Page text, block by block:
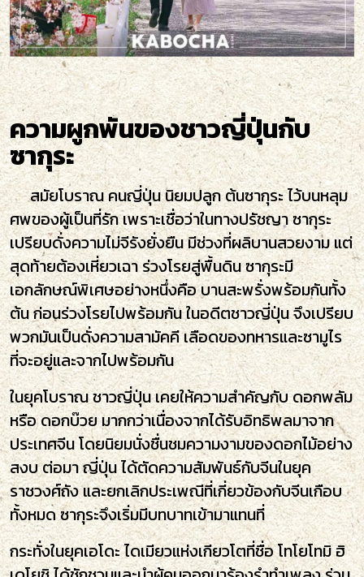
ความผูกพันของชาวญี่ปุ่นกับ
ซากุระ
สมัยโบราณ คนญี่ปุ่น นิยมปลูก ต้นซากุระ ไว้บนหลุม
ศพของผู้เป็นที่รักเพราะเชื่อว่าในทางปรัชญา ซากุระ
เปรียบดั่งความไม่จีรังยั่งยืน มีช่วงที่ผลิบานสวยงาม แต่
สุดท้ายต้องเหี่ยวเฉา ร่วงโรยสู่พื้นดิน ซากุระมี
เอกลักษณ์พิเศษอย่างหนึ่งคือ บานสะพรั่งพร้อมกันทั้ง
ต้น ก่อนร่วงโรยไปพร้อมกัน ในอดีตชาวญี่ปุ่น จึงเปรียบ
พวกมันเป็นดั่งความสามัคคี เลือดของทหารและซามูไร
ที่จะอยู่และจากไปพร้อมกัน
ในยุคโบราณ ชาวญี่ปุ่น เคยให้ความสำคัญกับ ดอกพลัม
หรือ ดอกบ๊วย มากกว่าเนื่องจากได้รับอิทธิพลมาจาก
ประเทศจีน โดยนิยมนั่งชื่นชมความงามของดอกไม้อย่าง
สงบ ต่อมา ญี่ปุ่น ได้ตัดความสัมพันธ์กับจีนในยุค
ราชวงศ์ถัง และยกเลิกประเพณีที่เกี่ยวข้องกับจีนเกือบ
ทั้งหมด ซากุระจึงเริ่มมีบทบาทเข้ามาแทนที่
กระทั่งในยุคเอโดะ ไดเมียวแห่งเกียวโตที่ชื่อ โทโยโทมิ ฮิ